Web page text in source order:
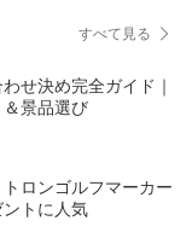
すべて見る
せ決め完全ガイド｜
景品選び
ロンゴルフマーカー
ントに人気